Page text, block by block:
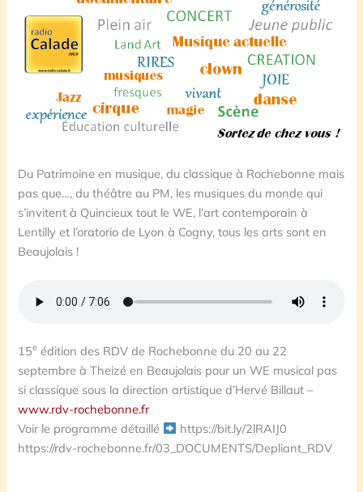
Du Patrimoine en musique, du classique à Rochebonne mais
pas que…, du théâtre au PM, les musiques du monde qui
s’invitent à Quincieux tout le WE, l’art contemporain à
Lentilly et l’oratorio de Lyon à Cogny, tous les arts sont en
Beaujolais !
15e édition des RDV de Rochebonne du 20 au 22
septembre à Theizé en Beaujolais pour un WE musical pas
si classique sous la direction artistique d’Hervé Billaut –
www.rdv-rochebonne.fr
Voir le programme détaillé
https://bit.ly/2lRAIJ0
https://rdv-rochebonne.fr/03_DOCUMENTS/Depliant_RDV